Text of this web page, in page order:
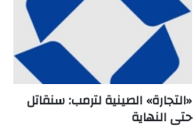
«التجارة» الصينية لترمب: سنقاتل
حتى النهاية